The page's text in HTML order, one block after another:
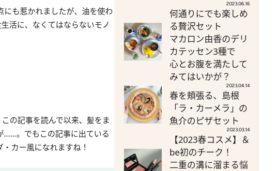
も惹かれましたが、油を使わ
活に、なくてはならないモノ
の記事を読んで以来、髪をま
……。でもこの記事に出ている
カー風になれますね！
2023.06.16
何通りにでも楽しめ
る贅沢セット
マカロン由香のデリ
カテッセン3種で
心とお腹を満たして
みてはいかが？
2023.04.14
春を頬張る、島根
「ラ・カーメラ」の
魚介のピザセット
2023.03.14
【2023春コスメ】＆
be初のチーク！
二重の溝に溜まる悩